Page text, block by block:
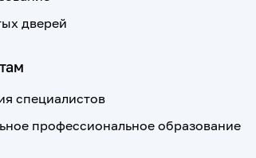
дверей
специалистов
профессиональное образование